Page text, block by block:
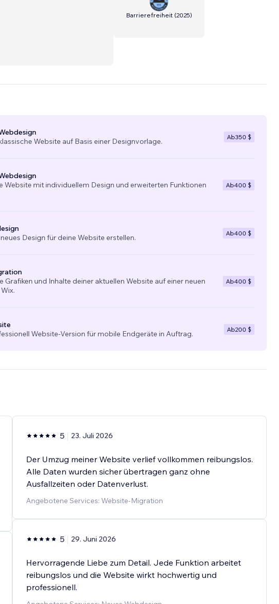
Barrierefreiheit(2025)
Website auf Basis einer Designvorlage.
Ab350 $
Website mit individuellem Design und erweiterten Funktionen
Ab400 $
Design für deine Website erstellen.
Ab400 $
Grafiken und Inhalte deiner aktuellen Website auf einer neuen
Ab400 $
Website-Version für mobile Endgeräte in Auftrag.
Ab200 $
5 23. Juli 2026
Der Umzug meiner Website verlief vollkommen reibungslos.
Alle Daten wurden sicher übertragen ganz ohne
Ausfallzeiten oder Datenverlust.
Angebotene Services: Website-Migration
5 29. Juni 2026
Hervorragende Liebe zum Detail. Jede Funktion arbeitet
reibungslos und die Website wirkt hochwertig und
professionell.